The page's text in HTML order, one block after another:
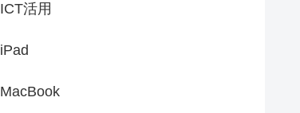
ICT活用
iPad
MacBook